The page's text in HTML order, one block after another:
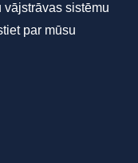
sistēmu
par mūsu